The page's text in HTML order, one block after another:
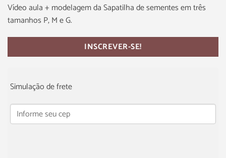
Vídeo aula + modelagem da Sapatilha de sementes em três
tamanhos P, M e G.
INSCREVER-SE!
Simulação de frete